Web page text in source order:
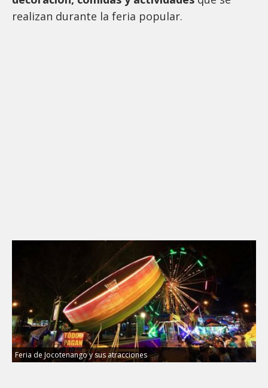
realizan durante la feria popular.
Feria de Jocotenango y sus atracciones